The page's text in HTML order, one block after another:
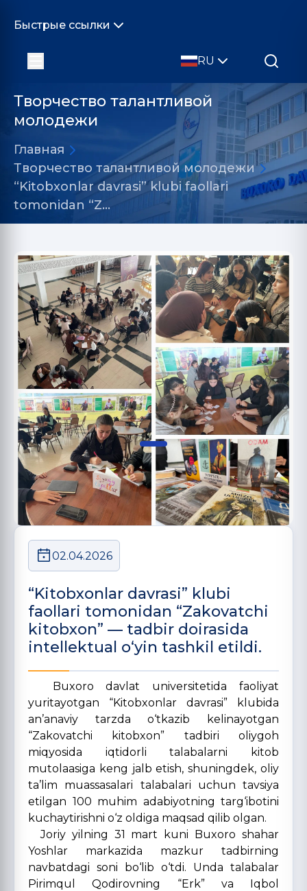
Быстрые ссылки
RU
Творчество талантливой
молодежи
Главная
Творчество талантливой молодежи
“Kitobxonlar davrasi” klubi faollari
tomonidan “Z…
02.04.2026
“Kitobxonlar davrasi” klubi
faollari tomonidan “Zakovatchi
kitobxon” — tadbir doirasida
intellektual o‘yin tashkil etildi.
Buxoro davlat universitetida faoliyat
yuritayotgan “Kitobxonlar davrasi” klubida
an’anaviy tarzda o‘tkazib kelinayotgan
“Zakovatchi kitobxon” tadbiri oliygoh
miqyosida iqtidorli talabalarni kitob
mutolaasiga keng jalb etish, shuningdek, oliy
ta’lim muassasalari talabalari uchun tavsiya
etilgan 100 muhim adabiyotning targ‘ibotini
kuchaytirishni o‘z oldiga maqsad qilib olgan.
Joriy yilning 31 mart kuni Buxoro shahar
Yoshlar markazida mazkur tadbirning
navbatdagi soni bo‘lib o‘tdi. Unda talabalar
Pirimqul Qodirovning “Erk” va Iqbol